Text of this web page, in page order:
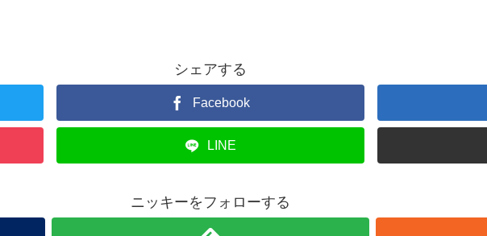
シェアする
Facebook
LINE
ニッキーをフォローする